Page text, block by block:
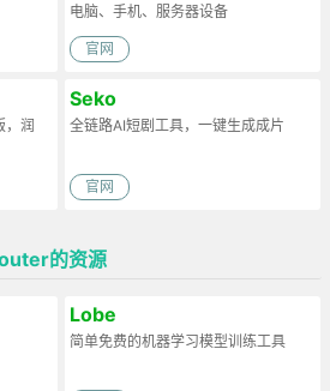
电脑、手机、服务器设备
官网
，润
Seko
全链路AI短剧工具，一键生成成片
官网
的资源
Lobe
简单免费的机器学习模型训练工具